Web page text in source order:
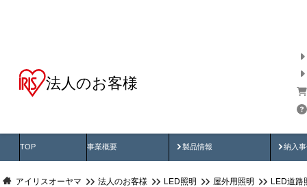
法人のお客様
TOP 事業概要 製品情報
製品動画 納入
納
アイリスオーヤマ 法人のお客様 LED照明 屋外用照明 LED道路